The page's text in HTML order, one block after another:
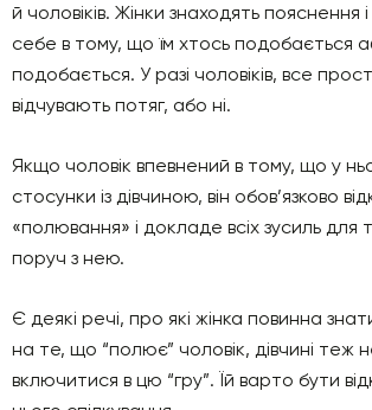
й чоловіків. Жінки знаходять пояснення
себе в тому, що їм хтось подобається
подобається. У разі чоловіків, все
відчувають потяг, або ні.
Якщо чоловік впевнений в тому, що у
стосунки із дівчиною, він обов’язково
«полювання» і докладе всіх зусиль для
поруч з нею.
Є деякі речі, про які жінка повинна
на те, що “полює” чоловік, дівчині теж
включитися в цю “гру”. Їй варто бути